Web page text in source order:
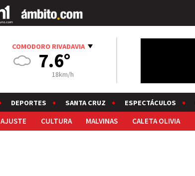
COMODORO RIVADAVIA
7.6°
18km/h
DEPORTES SANTA CRUZ ESPECTÁCULOS
AJUSTE CULTURA MALVINAS CALETA OLIVIA